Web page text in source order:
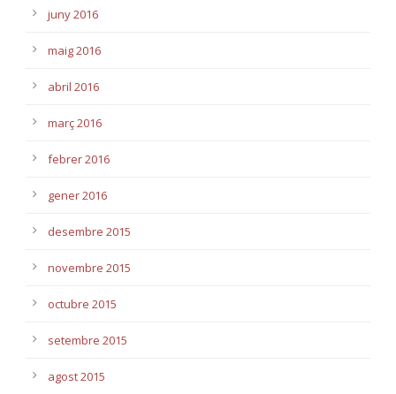
juny 2016
maig 2016
abril 2016
març 2016
febrer 2016
gener 2016
desembre 2015
novembre 2015
octubre 2015
setembre 2015
agost 2015